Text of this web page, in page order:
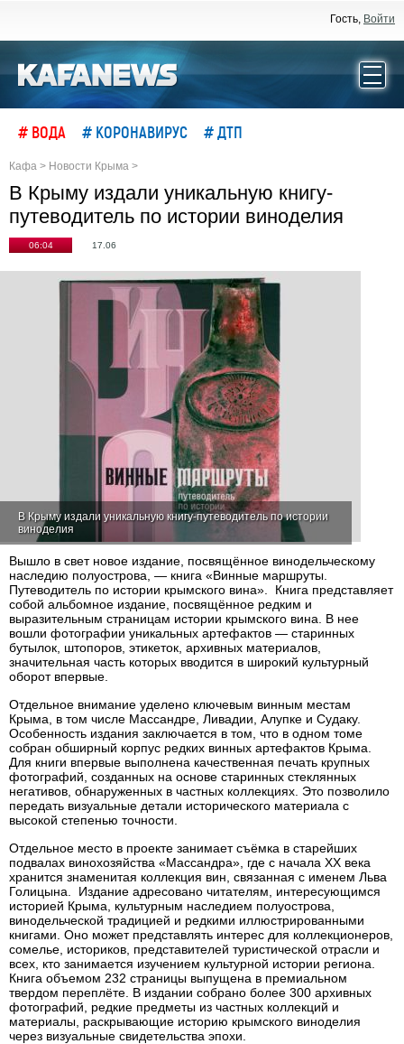
Гость, Войти
# ВОДА # КОРОНАВИРУС # ДТП
Кафа > Новости Крыма >
В Крыму издали уникальную книгу-
путеводитель по истории виноделия
06:04 17.06
В Крыму издали уникальную книгу-путеводитель по истории
виноделия
Вышло в свет новое издание, посвящённое винодельческому
наследию полуострова, — книга «Винные маршруты.
Путеводитель по истории крымского вина». Книга представляет
собой альбомное издание, посвящённое редким и
выразительным страницам истории крымского вина. В нее
вошли фотографии уникальных артефактов — старинных
бутылок, штопоров, этикеток, архивных материалов,
значительная часть которых вводится в широкий культурный
оборот впервые.
Отдельное внимание уделено ключевым винным местам
Крыма, в том числе Массандре, Ливадии, Алупке и Судаку.
Особенность издания заключается в том, что в одном томе
собран обширный корпус редких винных артефактов Крыма.
Для книги впервые выполнена качественная печать крупных
фотографий, созданных на основе старинных стеклянных
негативов, обнаруженных в частных коллекциях. Это позволило
передать визуальные детали исторического материала с
высокой степенью точности.
Отдельное место в проекте занимает съёмка в старейших
подвалах винохозяйства «Массандра», где с начала XX века
хранится знаменитая коллекция вин, связанная с именем Льва
Голицына. Издание адресовано читателям, интересующимся
историей Крыма, культурным наследием полуострова,
винодельческой традицией и редкими иллюстрированными
книгами. Оно может представлять интерес для коллекционеров,
сомелье, историков, представителей туристической отрасли и
всех, кто занимается изучением культурной истории региона.
Книга объемом 232 страницы выпущена в премиальном
твердом переплёте. В издании собрано более 300 архивных
фотографий, редкие предметы из частных коллекций и
материалы, раскрывающие историю крымского виноделия
через визуальные свидетельства эпохи.